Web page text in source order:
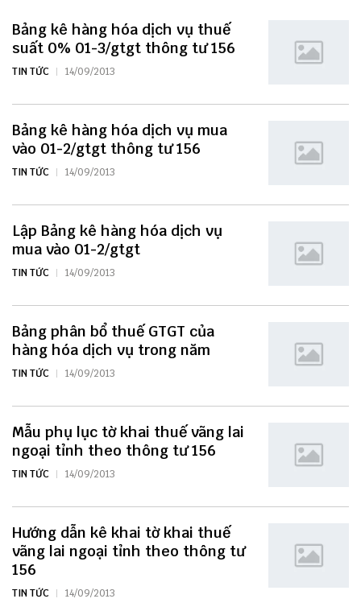
Bảng kê hàng hóa dịch vụ thuế
suất 0% 01-3/gtgt thông tư 156
TIN TỨC 14/09/2013
Bảng kê hàng hóa dịch vụ mua
vào 01-2/gtgt thông tư 156
TIN TỨC 14/09/2013
Lập Bảng kê hàng hóa dịch vụ
mua vào 01-2/gtgt
TIN TỨC 14/09/2013
Bảng phân bổ thuế GTGT của
hàng hóa dịch vụ trong năm
TIN TỨC 14/09/2013
Mẫu phụ lục tờ khai thuế vãng lai
ngoại tỉnh theo thông tư 156
TIN TỨC 14/09/2013
Hướng dẫn kê khai tờ khai thuế
vãng lai ngoại tỉnh theo thông tư
156
TIN TỨC 14/09/2013